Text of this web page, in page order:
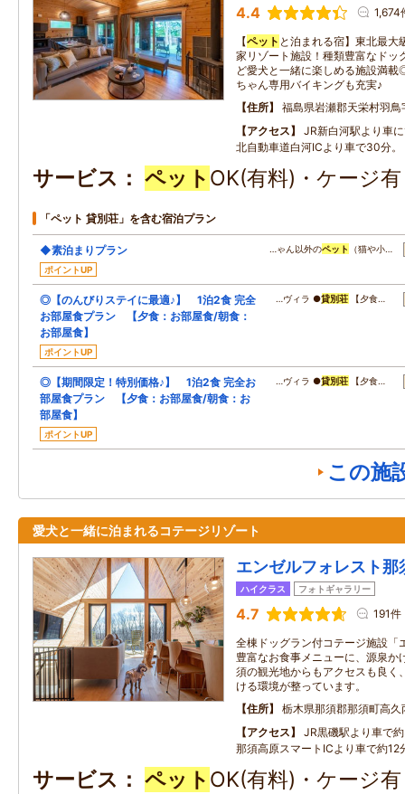
4.4 1,674
【ペット と泊まれる宿】東北最
家リゾート施設！種類豊富なドッ
ど愛犬と一緒に楽しめる施設満
ちゃん専用バイキングも充実♪
住所
福島県岩瀬郡天栄村羽鳥
アクセス
JR新白河駅より車
北自動車道白河ICより車で30分。
サービス ペット OK(有料)・ケージ
「ペット 貸別荘」を含む宿泊プラン
◆素泊まりプラン
ポイントUP
…ゃん以外のペット （猫や小…
◎【のんびりステイに最適♪】 1泊2食 完全
お部屋食プラン 【夕食：お部屋食/朝食：
お部屋食】
ポイントUP
…ヴィラ ●貸別荘 【夕食…
◎【期間限定！特別価格♪】 1泊2食 完全お
部屋食プラン 【夕食：お部屋食/朝食：お
部屋食】
ポイントUP
…ヴィラ ●貸別荘 【夕食…
この施
愛犬と一緒に泊まれるコテージリゾート
エンゼルフォレスト那
ハイクラス フォトギャラリー
4.7 191件
全棟ドッグラン付コテージ施設「
豊富なお食事メニューに、源泉か
須の観光地からもアクセスも良く
ける環境が整っています。
住所
栃木県那須郡那須町高
アクセス
JR黒磯駅より車で
那須高原スマートICより車で約12
サービス ペット OK(有料)・ケージ